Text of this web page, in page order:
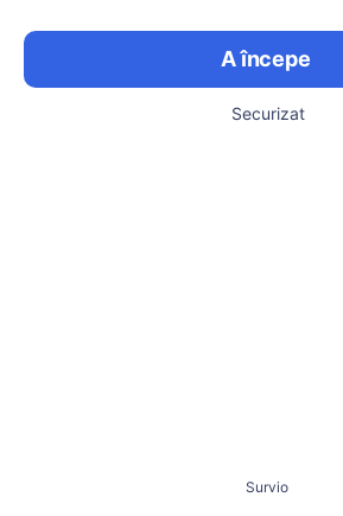
A începe
Securizat
Survio